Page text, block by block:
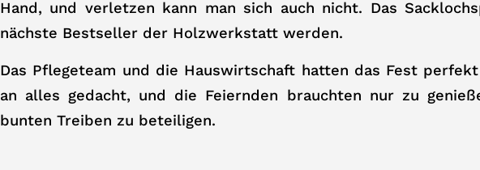
Hand, und verletzen kann man sich auch nicht. Das
nächste Bestseller der Holzwerkstatt werden.
Das Pflegeteam und die Hauswirtschaft hatten das Fest
an alles gedacht, und die Feiernden brauchten nur zu
bunten Treiben zu beteiligen.